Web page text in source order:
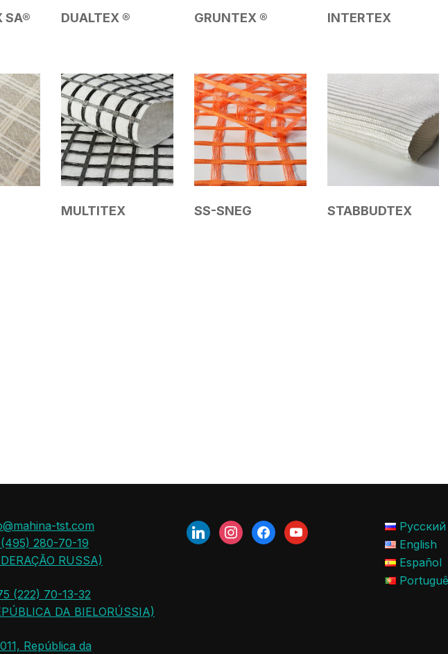
SA® DUALTEX ® GRUNTEX ® INTERTEX
MULTITEX SS-SNEG STABBUDTEX
tst.com
280-70-19
RUSSA)
(222) 70-13-32
DA BIELORÚSSIA)
República da
Русский
English
Español